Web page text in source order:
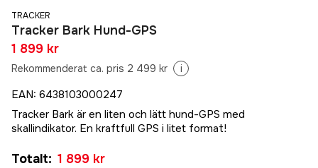
TRACKER
Tracker Bark Hund-GPS
1 899 kr
Rekommenderat ca. pris 2 499 kr i
EAN: 6438103000247
Tracker Bark är en liten och lätt hund-GPS med
skallindikator. En kraftfull GPS i litet format!
Totalt: 1 899 kr